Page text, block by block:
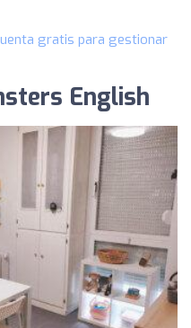
gratis para gestionar
English